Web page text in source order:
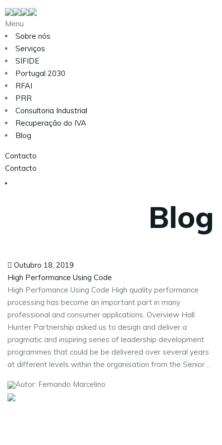
Menu
Sobre nós
Serviços
SIFIDE
Portugal 2030
RFAI
PRR
Consultoria Industrial
Recuperação do IVA
Blog
Contacto
Contacto
Blog
Outubro 18, 2019
High Performance Using Code
High Perfomance Using Code High quality performance
processing has become an important part in many
professional and consumer applications. Overview Hall
Hunter Partnership asked us to design and deliver a
pragmatic and inspiring series of leadership development
programmes that could be be delivered over several years
at different levels within the organisation from the Senior …
Autor: Fernando Marcelino